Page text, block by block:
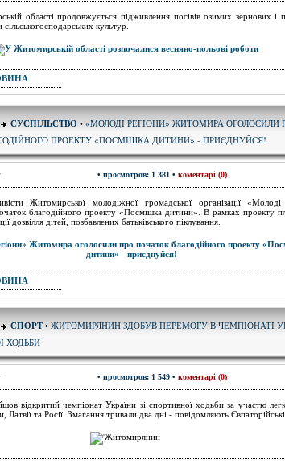
області продовжується підживлення посівів озимих зернових і
культур.
СУСПІЛЬСТВО • «МОЛОДІ РЕГІОНИ» ЖИТОМИРА ОГОЛОСИЛИ
ПРОЕКТУ «ПОСМІШКА ДИТИНИ» - ПРИЄДНУЙСЯ!
• просмотров: 1 381 • коментарі (0)
Житомирської молодіжної громадської організації «Молоді
благодійного проекту «Посмішка дитини». В рамках проекту
дозвілля дітей, позбавлених батьківського піклування.
СПОРТ• ЖИТОМИРЯНИН ЗДОБУВ ПЕРЕМОГУ В ЧЕМПІОНАТІ
ХОДЬБИ
• просмотров: 1 549 • коментарі (0)
відкритий чемпіонат України зі спортивної ходьби за участю
Латвії та Росії. Змагання тривали два дні - повідомляють